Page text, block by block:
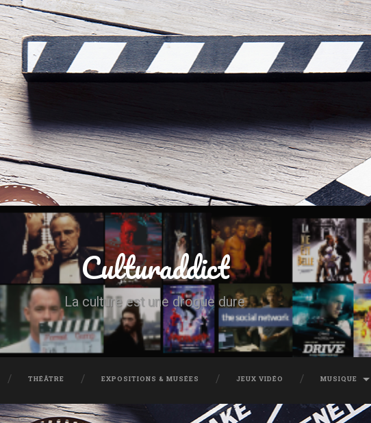
Culturaddict
La culture est une drogue dure
THÉÂTRE EXPOSITIONS & MUSÉES JEUX VIDÉO MUSIQUE